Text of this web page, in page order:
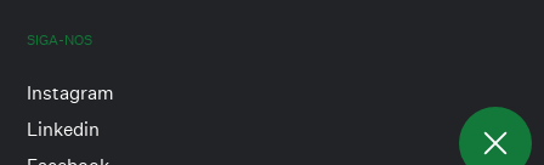
SIGA-NOS
Instagram
Linkedin